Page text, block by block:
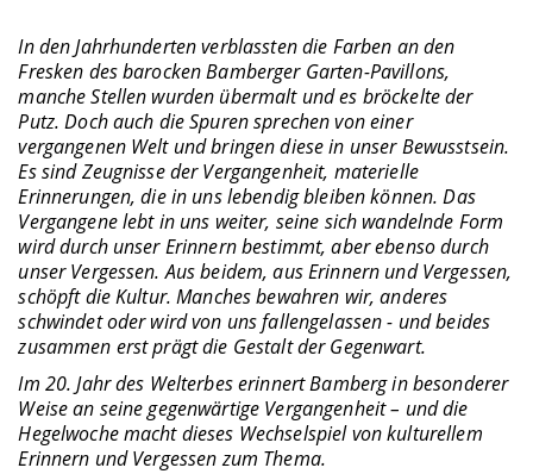
In den Jahrhunderten verblassten die Farben an den
Fresken des barocken Bamberger Garten-Pavillons,
manche Stellen wurden übermalt und es bröckelte der
Putz. Doch auch die Spuren sprechen von einer
vergangenen Welt und bringen diese in unser Bewusstsein.
Es sind Zeugnisse der Vergangenheit, materielle
Erinnerungen, die in uns lebendig bleiben können. Das
Vergangene lebt in uns weiter, seine sich wandelnde Form
wird durch unser Erinnern bestimmt, aber ebenso durch
unser Vergessen. Aus beidem, aus Erinnern und Vergessen,
schöpft die Kultur. Manches bewahren wir, anderes
schwindet oder wird von uns fallengelassen - und beides
zusammen erst prägt die Gestalt der Gegenwart.
Im 20. Jahr des Welterbes erinnert Bamberg in besonderer
Weise an seine gegenwärtige Vergangenheit – und die
Hegelwoche macht dieses Wechselspiel von kulturellem
Erinnern und Vergessen zum Thema.